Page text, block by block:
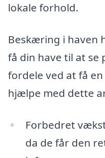
lokale forhold.
Beskæring i haven
få din have til at
fordele ved at få
hjælpe med dette
Forbedret
da de får den